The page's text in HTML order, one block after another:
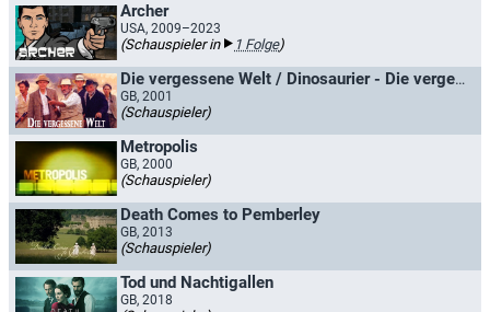
Archer
USA, 2009–2023
(Schauspieler in 1 Folge)
Die vergessene Welt / Dinosaurier - Die vergessene Welt
GB, 2001
(Schauspieler)
Metropolis
GB, 2000
(Schauspieler)
Death Comes to Pemberley
GB, 2013
(Schauspieler)
Tod und Nachtigallen
GB, 2018